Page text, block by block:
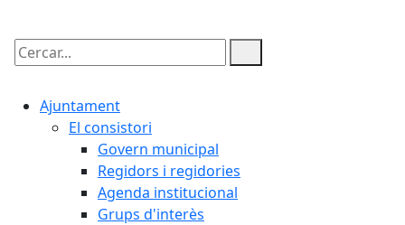
Cercar:
Ajuntament
El consistori
Govern municipal
Regidors i regidories
Agenda institucional
Grups d'interès